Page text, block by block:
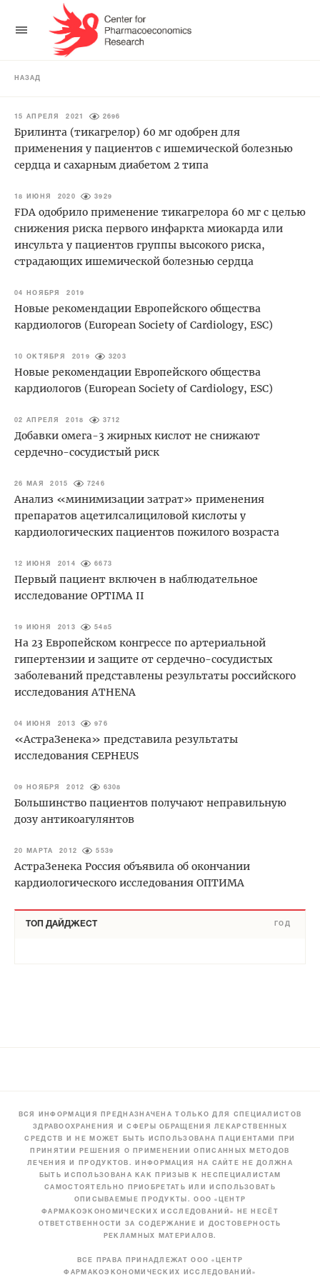
НАЗАД
15 АПРЕЛЯ 2021 2696
Брилинта (тикагрелор) 60 мг одобрен для
применения у пациентов с ишемической болезнью
сердца и сахарным диабетом 2 типа
18 ИЮНЯ 2020 3929
FDA одобрило применение тикагрелора 60 мг с целью
снижения риска первого инфаркта миокарда или
инсульта у пациентов группы высокого риска,
страдающих ишемической болезнью сердца
04 НОЯБРЯ 2019
Новые рекомендации Европейского общества
кардиологов (European Society of Cardiology, ESC)
10 ОКТЯБРЯ 2019 3203
Новые рекомендации Европейского общества
кардиологов (European Society of Cardiology, ESC)
02 АПРЕЛЯ 2018 3712
Добавки омега-3 жирных кислот не снижают
сердечно-сосудистый риск
26 МАЯ 2015 7246
Анализ «минимизации затрат» применения
препаратов ацетилсалициловой кислоты у
кардиологических пациентов пожилого возраста
12 ИЮНЯ 2014 6673
Первый пациент включен в наблюдательное
исследование OPTIMA II
19 ИЮНЯ 2013 5485
На 23 Европейском конгрессе по артериальной
гипертензии и защите от сердечно-сосудистых
заболеваний представлены результаты российского
исследования ATHENA
04 ИЮНЯ 2013 976
«АстраЗенека» представила результаты
исследования CEPHEUS
09 НОЯБРЯ 2012 6308
Большинство пациентов получают неправильную
дозу антикоагулянтов
20 МАРТА 2012 5539
АстраЗенека Россия объявила об окончании
кардиологического исследования ОПТИМА
ТОП ДАЙДЖЕСТ ГОД
ВСЯ ИНФОРМАЦИЯ ПРЕДНАЗНАЧЕНА ТОЛЬКО ДЛЯ СПЕЦИАЛИСТОВ
ЗДРАВООХРАНЕНИЯ И СФЕРЫ ОБРАЩЕНИЯ ЛЕКАРСТВЕННЫХ
СРЕДСТВ И НЕ МОЖЕТ БЫТЬ ИСПОЛЬЗОВАНА ПАЦИЕНТАМИ ПРИ
ПРИНЯТИИ РЕШЕНИЯ О ПРИМЕНЕНИИ ОПИСАННЫХ МЕТОДОВ
ЛЕЧЕНИЯ И ПРОДУКТОВ. ИНФОРМАЦИЯ НА САЙТЕ НЕ ДОЛЖНА
БЫТЬ ИСПОЛЬЗОВАНА КАК ПРИЗЫВ К НЕСПЕЦИАЛИСТАМ
САМОСТОЯТЕЛЬНО ПРИОБРЕТАТЬ ИЛИ ИСПОЛЬЗОВАТЬ
ОПИСЫВАЕМЫЕ ПРОДУКТЫ. ООО «ЦЕНТР
ФАРМАКОЭКОНОМИЧЕСКИХ ИССЛЕДОВАНИЙ» НЕ НЕСЁТ
ОТВЕТСТВЕННОСТИ ЗА СОДЕРЖАНИЕ И ДОСТОВЕРНОСТЬ
РЕКЛАМНЫХ МАТЕРИАЛОВ.
ВСЕ ПРАВА ПРИНАДЛЕЖАТ ООО «ЦЕНТР
ФАРМАКОЭКОНОМИЧЕСКИХ ИССЛЕДОВАНИЙ»